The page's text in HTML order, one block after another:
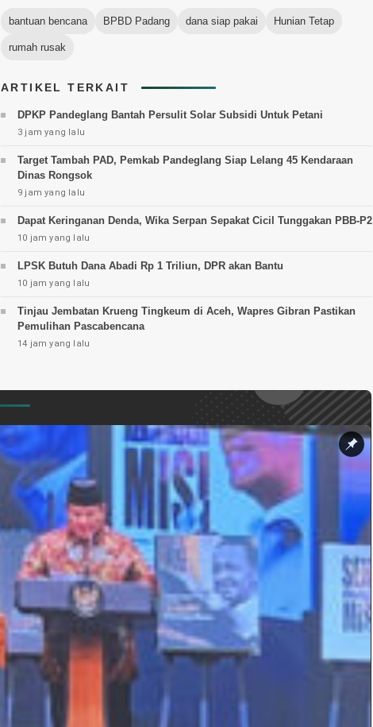
bantuan bencana BPBD Padang dana siap pakai Hunian Tetap
rumah rusak
ARTIKEL TERKAIT
DPKP Pandeglang Bantah Persulit Solar Subsidi Untuk Petani
3 jam yang lalu
Target Tambah PAD, Pemkab Pandeglang Siap Lelang 45 Kendaraan
Dinas Rongsok
9 jam yang lalu
Dapat Keringanan Denda, Wika Serpan Sepakat Cicil Tunggakan PBB-P2
10 jam yang lalu
LPSK Butuh Dana Abadi Rp 1 Triliun, DPR akan Bantu
10 jam yang lalu
Tinjau Jembatan Krueng Tingkeum di Aceh, Wapres Gibran Pastikan
Pemulihan Pascabencana
14 jam yang lalu